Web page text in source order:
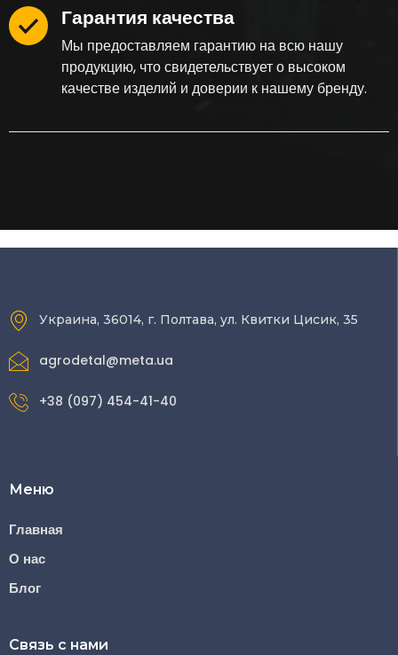
Гарантия качества
Мы предоставляем гарантию на всю нашу
продукцию, что свидетельствует о высоком
качестве изделий и доверии к нашему бренду.
Украина, 36014, г. Полтава, ул. Квитки Цисик, 35
agrodetal@meta.ua
+38 (097) 454-41-40
Меню
Главная
О нас
Блог
Связь с нами